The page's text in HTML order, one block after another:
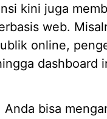
kini juga
web.
online,
dashboard
bisa